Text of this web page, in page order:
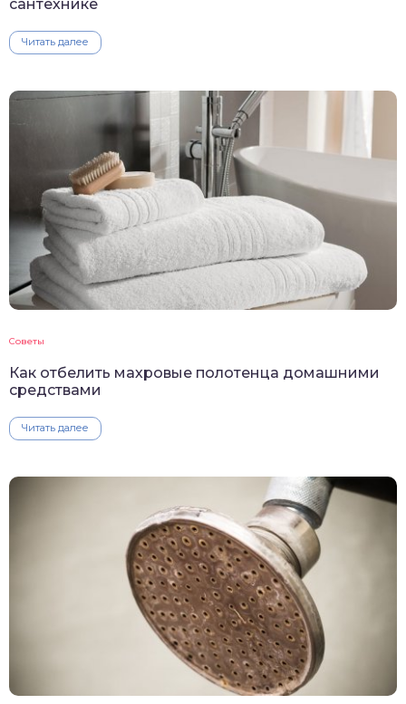
сантехнике
Читать далее
Советы
Как отбелить махровые полотенца домашними
средствами
Читать далее